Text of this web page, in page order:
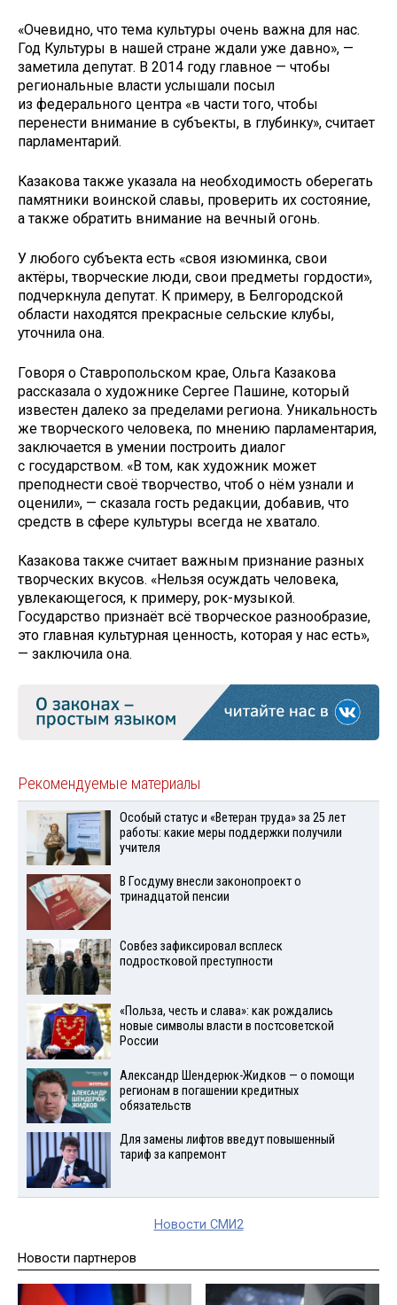
«Очевидно, что тема культуры очень важна для нас.
Год Культуры в нашей стране ждали уже давно», —
заметила депутат. В 2014 году главное — чтобы
региональные власти услышали посыл
из федерального центра «в части того, чтобы
перенести внимание в субъекты, в глубинку», считает
парламентарий.
Казакова также указала на необходимость оберегать
памятники воинской славы, проверить их состояние,
а также обратить внимание на вечный огонь.
У любого субъекта есть «своя изюминка, свои
актёры, творческие люди, свои предметы гордости»,
подчеркнула депутат. К примеру, в Белгородской
области находятся прекрасные сельские клубы,
уточнила она.
Говоря о Ставропольском крае, Ольга Казакова
рассказала о художнике Сергее Пашине, который
известен далеко за пределами региона. Уникальность
же творческого человека, по мнению парламентария,
заключается в умении построить диалог
с государством. «В том, как художник может
преподнести своё творчество, чтоб о нём узнали и
оценили», — сказала гость редакции, добавив, что
средств в сфере культуры всегда не хватало.
Казакова также считает важным признание разных
творческих вкусов. «Нельзя осуждать человека,
увлекающегося, к примеру, рок-музыкой.
Государство признаёт всё творческое разнообразие,
это главная культурная ценность, которая у нас есть»,
— заключила она.
Рекомендуемые материалы
Особый статус и «Ветеран труда» за 25 лет
работы: какие меры поддержки получили
учителя
В Госдуму внесли законопроект о
тринадцатой пенсии
Совбез зафиксировал всплеск
подростковой преступности
«Польза, честь и слава»: как рождались
новые символы власти в постсоветской
России
Александр Шендерюк-Жидков — о помощи
регионам в погашении кредитных
обязательств
Для замены лифтов введут повышенный
тариф за капремонт
Новости СМИ2
Новости партнеров